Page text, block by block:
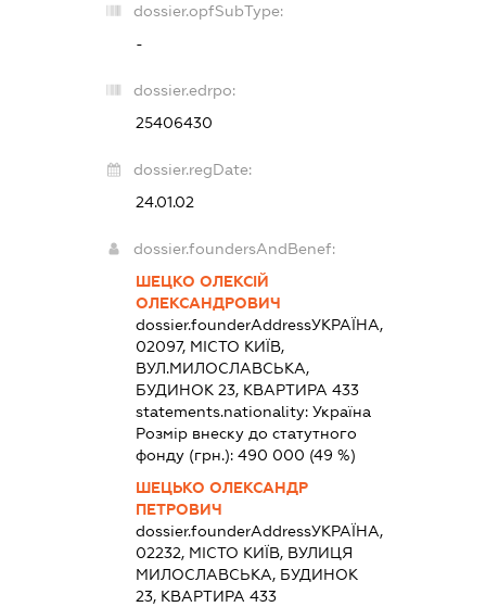
dossier.opfSubType:
-
dossier.edrpo:
25406430
dossier.regDate:
24.01.02
dossier.foundersAndBenef:
ШЕЦКО ОЛЕКСІЙ
ОЛЕКСАНДРОВИЧ
dossier.founderAddressУКРАЇНА,
02097, МІСТО КИЇВ,
ВУЛ.МИЛОСЛАВСЬКА,
БУДИНОК 23, КВАРТИРА 433
statements.nationality: Україна
Розмір внеску до статутного
фонду (грн.): 490 000 (49 %)
ШЕЦЬКО ОЛЕКСАНДР
ПЕТРОВИЧ
dossier.founderAddressУКРАЇНА,
02232, МІСТО КИЇВ, ВУЛИЦЯ
МИЛОСЛАВСЬКА, БУДИНОК
23, КВАРТИРА 433